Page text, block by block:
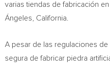
varias tiendas de fabricación en
Ángeles, California
A pesar de las regulaciones
segura de fabricar piedra